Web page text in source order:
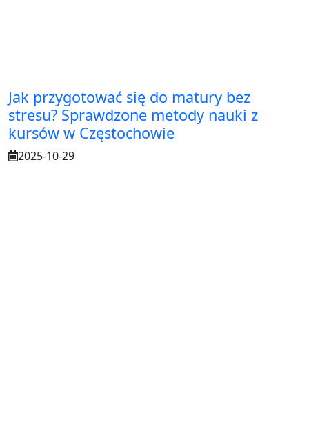
Jak przygotować się do matury bez
stresu? Sprawdzone metody nauki z
kursów w Częstochowie
2025-10-29